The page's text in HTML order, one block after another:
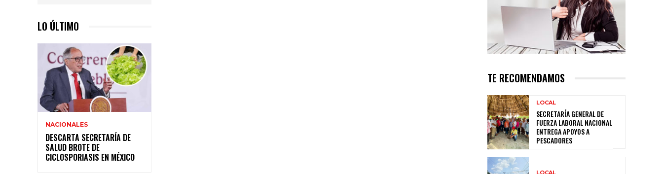
LO ÚLTIMO
NACIONALES
DESCARTA SECRETARÍA DE
SALUD BROTE DE
CICLOSPORIASIS EN MÉXICO
TE RECOMENDAMOS
LOCAL
SECRETARÍA GENERAL DE
FUERZA LABORAL NACIONAL
ENTREGA APOYOS A
PESCADORES
LOCAL